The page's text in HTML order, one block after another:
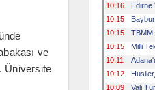
ve
Üniversite